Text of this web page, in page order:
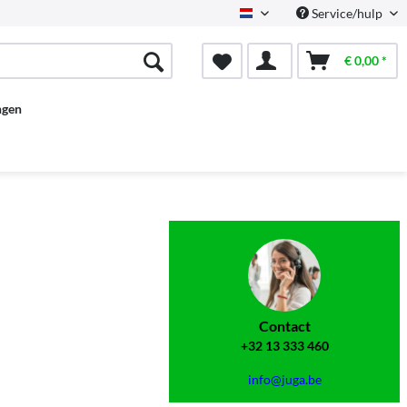
Dutch Service/hulp
€ 0,00 *
Contact
+32 13 333 460
info@juga.be